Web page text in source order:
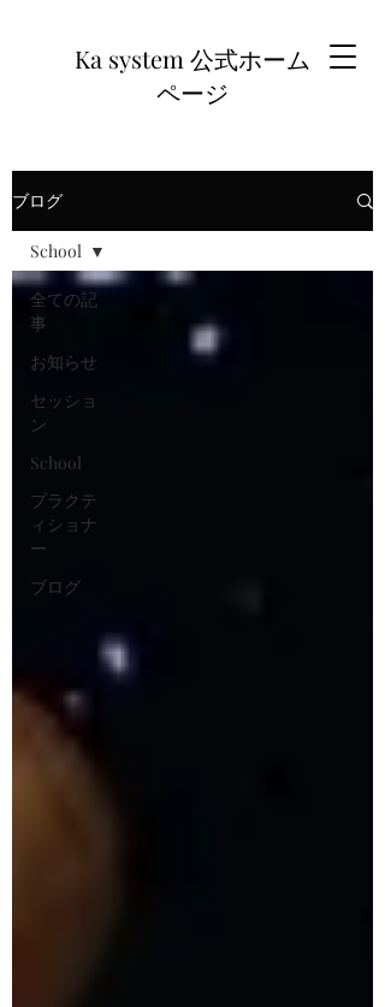
Ka system 公式ホーム
ページ
ブログ
全ての記
事
お知らせ
セッショ
ン
School
プラクテ
ィショナ
ー
ブログ
School